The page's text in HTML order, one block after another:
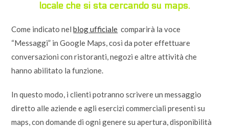
locale che si sta cercando su maps.
Come indicato nelblog ufficiale comparirà la voce
“Messaggi” in Google Maps, così da poter effettuare
conversazioni con ristoranti, negozi e altre attività che
hanno abilitato la funzione.
In questo modo, i clienti potranno scrivere un messaggio
diretto alle aziende e agli esercizi commerciali presenti su
maps, con domande di ogni genere su apertura, disponibilità